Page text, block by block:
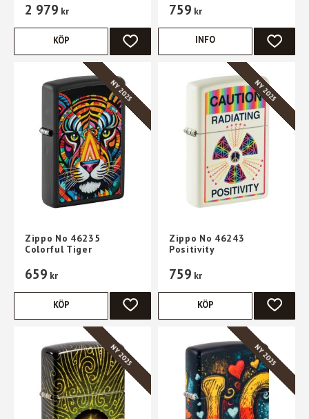
2 979 kr
LÄGG TILL I FAVORITER
KÖP
759 kr
LÄGG
INFO
Zippo No 46235
Colorful Tiger
659 kr
NY 2025
LÄGG TILL I FAVORITER
KÖP
Zippo No 46243
Positivity
759 kr
NY 2025
LÄGG
KÖP
NY 2025 NY 2025